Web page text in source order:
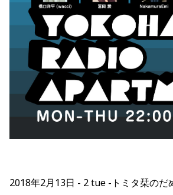
2018年2月13日 2 tue -トミタ栞のだ